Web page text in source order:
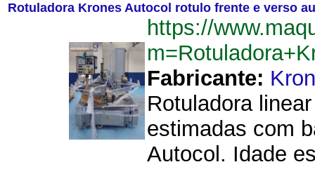
Rotuladora Krones Autocol rotulo frente e verso
https://
Fabricante:
Rotuladora
estimadas com
Autocol. Idade